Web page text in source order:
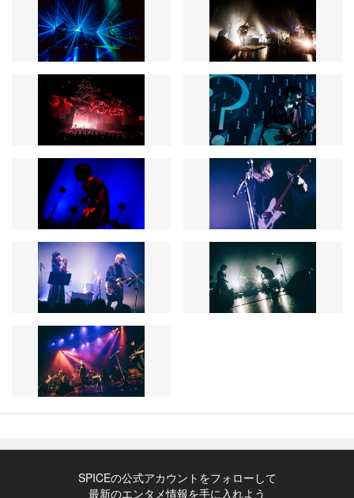
SPICEの公式アカウントをフォローして
最新のエンタメ情報を手に入れよう